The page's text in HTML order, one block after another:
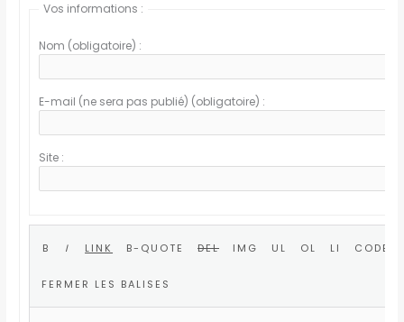
Vos informations :
Nom (obligatoire) :
E-mail (ne sera pas publié) (obligatoire) :
Site :